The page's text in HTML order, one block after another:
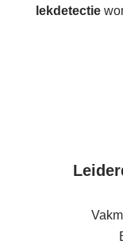
lekdetectie